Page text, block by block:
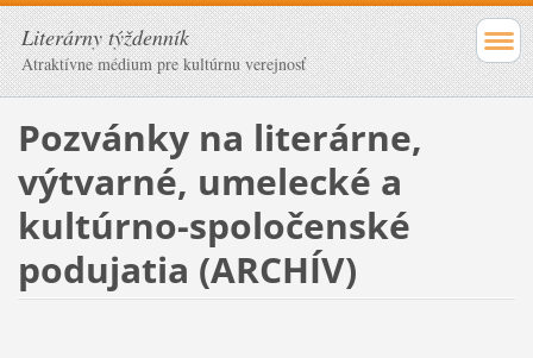
Literárny týždenník
Atraktívne médium pre kultúrnu verejnosť
Pozvánky na literárne,
výtvarné, umelecké a
kultúrno-spoločenské
podujatia (ARCHÍV)